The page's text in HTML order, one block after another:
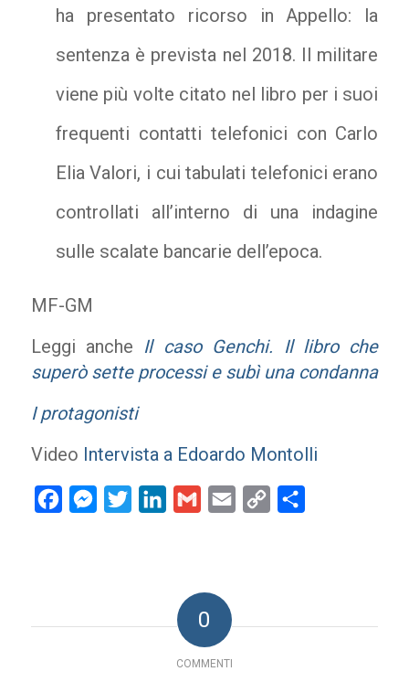
ha presentato ricorso in Appello: la
sentenza è prevista nel 2018. Il militare
viene più volte citato nel libro per i suoi
frequenti contatti telefonici con Carlo
Elia Valori, i cui tabulati telefonici erano
controllati all’interno di una indagine
sulle scalate bancarie dell’epoca.
MF-GM
Leggi anche Il caso Genchi. Il libro che
superò sette processi e subì una condanna
I protagonisti
Video Intervista a Edoardo Montolli
FacebookMessenger
Twitter LinkedInGmail Email
Copy
0
COMMENTI